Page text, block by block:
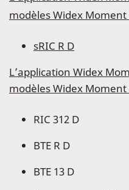
modèles Widex Moment
sRIC R D
L’application Widex
modèles Widex
RIC 312 D
BTE R D
BTE 13 D